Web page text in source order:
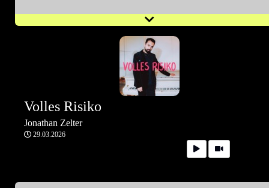
Volles Risiko
Jonathan Zelter
29.03.2026